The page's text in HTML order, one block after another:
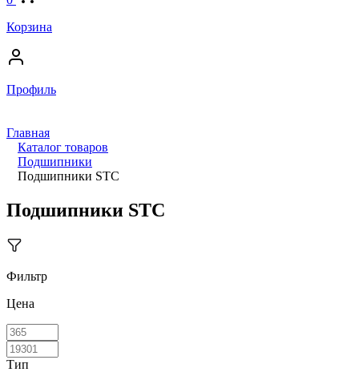
Корзина
Профиль
Главная
Каталог товаров
Подшипники
Подшипники STC
Подшипники STC
Фильтр
Цена
Тип